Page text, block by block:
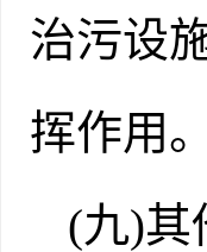
治污设
挥作用。
(九)其